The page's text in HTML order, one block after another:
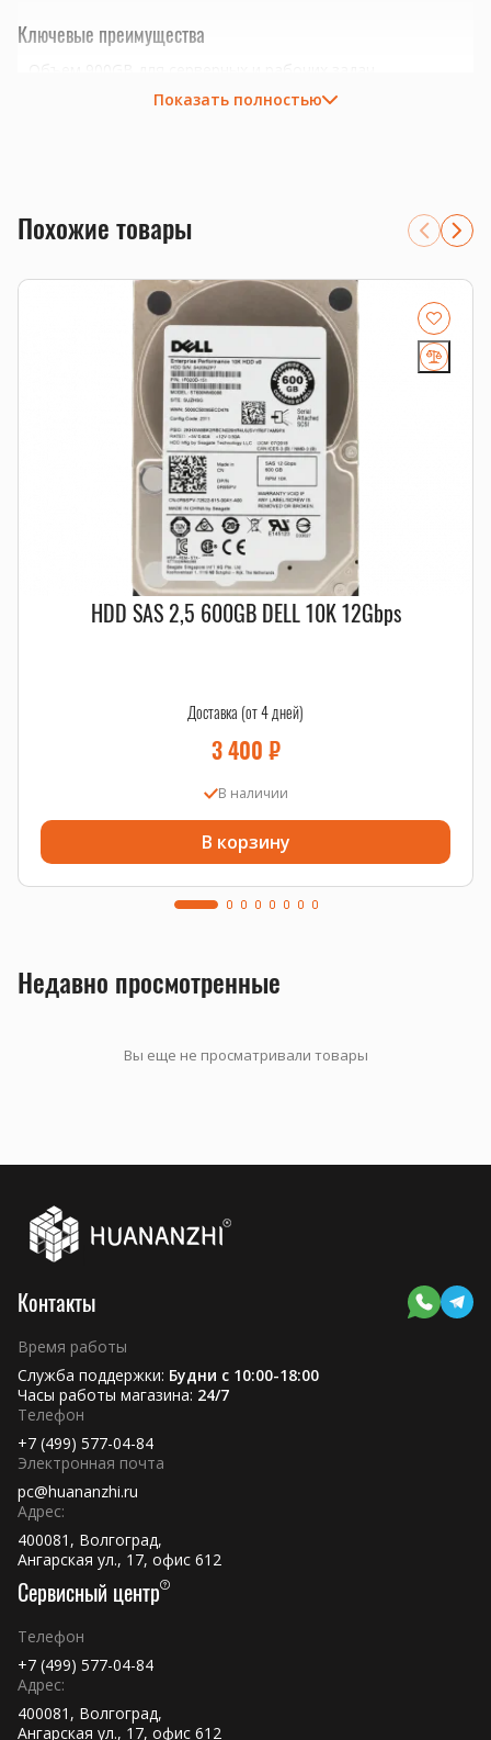
Ключевые преимущества
Интерфейс SAS нужно сверить с корзиной, контроллером
Совместимость и подбор
Если есть сомнения по совместимости, подберём
подходящую плату, процессор, память, накопитель или
серверную корзину под вашу конфигурацию. Для серверных
комплектующих особенно важно сверить поколение
платформы, форм-фактор, интерфейс и part number.
RAID-комплектующие ,салазки и корзины
Показать полностью
Похожие товары
HDD SAS 2,5 600GB DELL 10K 12Gbps
Доставка (от 4 дней)
3 400 ₽
В наличии
В корзину
Недавно просмотренные
Вы еще не просматривали товары
Контакты
Время работы
Служба поддержки: Будни с 10:00-18:00
Часы работы магазина: 24/7
Телефон
+7 (499) 577-04-84
Электронная почта
pc@huananzhi.ru
Адрес:
400081, Волгоград,
Ангарская ул., 17, офис 612
Сервисный центр
Телефон
+7 (499) 577-04-84
Адрес:
400081, Волгоград,
Ангарская ул., 17, офис 612